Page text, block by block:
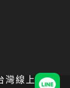
灣線上代購